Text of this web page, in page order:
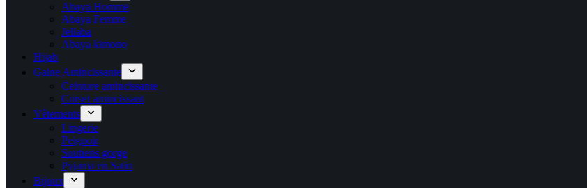
Abaya Homme
Abaya Femme
Jellaba
Abaya kimono
Hijab
Gaine Amincissante
Ceinture amincissante
Corset amincissant
Vêtements
Lingerie
Peignoir
Soutiens gorge
Pyjama en Satin
Bijoux